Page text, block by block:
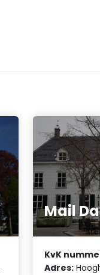
Mail
KvK
Adres: